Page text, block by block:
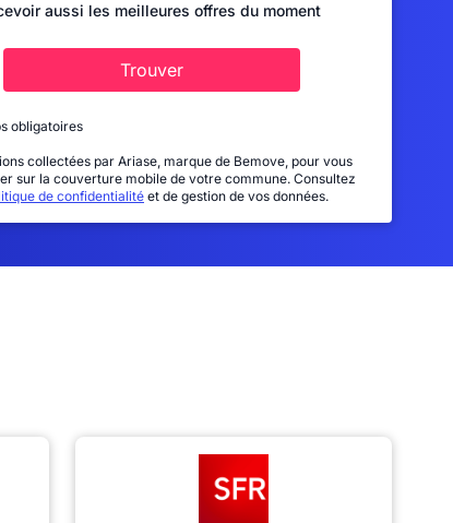
aussi les meilleures offres du moment
Trouver
obligatoires
collectées par Ariase, marque de Bemove, pour vous
sur la couverture mobile de votre commune. Consultez
de confidentialité et de gestion de vos données.